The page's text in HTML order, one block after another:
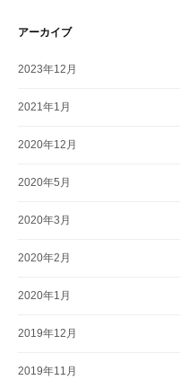
アーカイブ
2023年12月
2021年1月
2020年12月
2020年5月
2020年3月
2020年2月
2020年1月
2019年12月
2019年11月